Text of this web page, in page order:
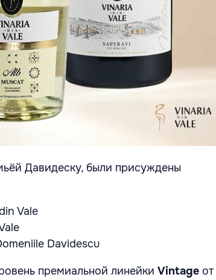
Давидеску, были присуждены
Vale
Davidescu
премиальной линейки Vintage от